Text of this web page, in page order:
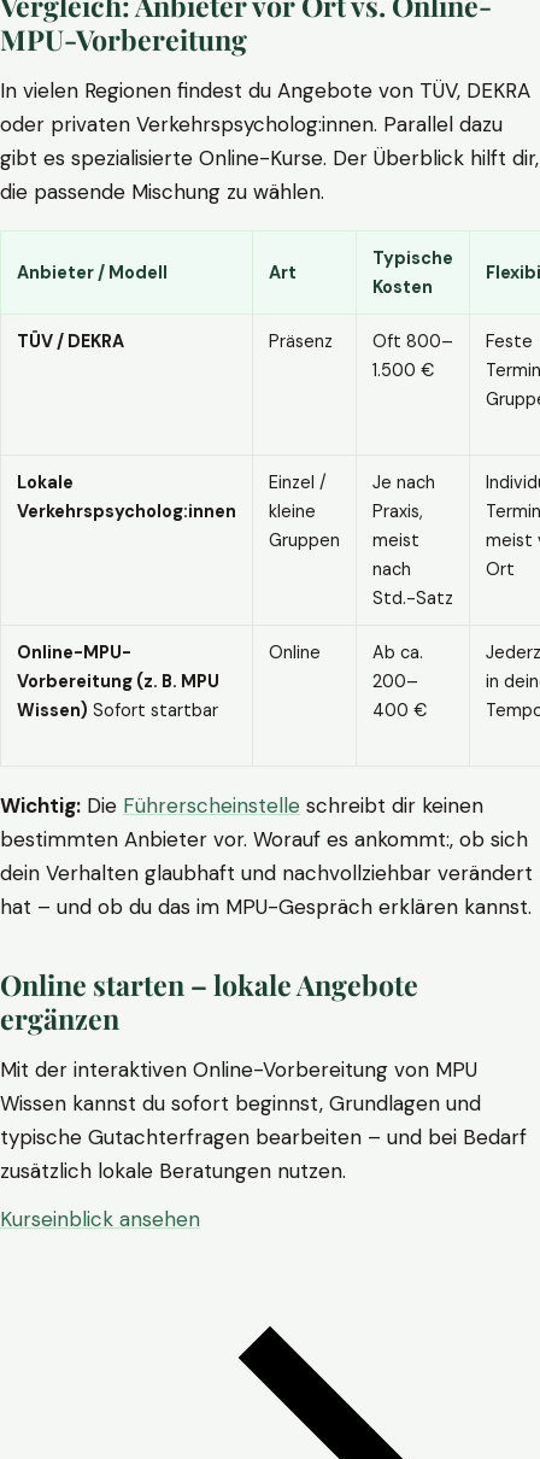
MPU-Vorbereitung
In vielen Regionen findest du Angebote von TÜV, DEKRA
oder privaten Verkehrspsycholog:innen. Parallel dazu
gibt es spezialisierte Online-Kurse. Der Überblick hilft dir,
die passende Mischung zu wählen.
Anbieter / Modell Art
Typische
Kosten
TÜV / DEKRA Präsenz
Oft 800–
1.500 €
Feste
Lokale
Verkehrspsycholog:innen
Einzel /
kleine
Gruppen
Je nach
Praxis,
meist
nach
Std.-Satz
meist
Ort
Online-MPU-
Vorbereitung (z. B. MPU
Wissen) Sofort startbar
Online
Ab ca.
200–
400 €
in
Wichtig: Die Führerscheinstelle schreibt dir keinen
bestimmten Anbieter vor. Worauf es ankommt:, ob sich
dein Verhalten glaubhaft und nachvollziehbar verändert
hat – und ob du das im MPU-Gespräch erklären kannst.
Online starten – lokale Angebote
ergänzen
Mit der interaktiven Online-Vorbereitung von MPU
Wissen kannst du sofort beginnst, Grundlagen und
typische Gutachterfragen bearbeiten – und bei Bedarf
zusätzlich lokale Beratungen nutzen.
Kurseinblick ansehen